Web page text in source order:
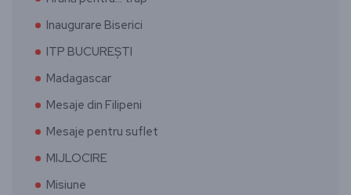
Inaugurare Biserici
ITP BUCUREȘTI
Madagascar
Mesaje din Filipeni
Mesaje pentru suflet
MIJLOCIRE
Misiune